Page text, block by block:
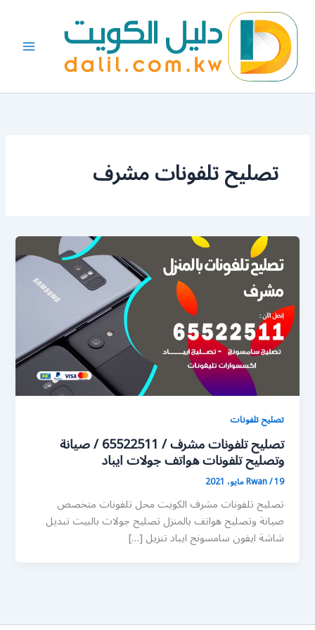
المحتوى
تصليح تلفونات مشرف
تصليح تلفونات
تصليح تلفونات مشرف / 65522511 / صيانة
وتصليح تلفونات هواتف جولات ايباد
Rwan/19 مايو، 2021
تصليح تلفونات مشرف الكويت محل تلفونات متخصص
صيانة وتصليح هواتف بالمنزل تصليح جولات بالبيت تبديل
شاشة ايفون سامسونج ايباد تنزيل […]